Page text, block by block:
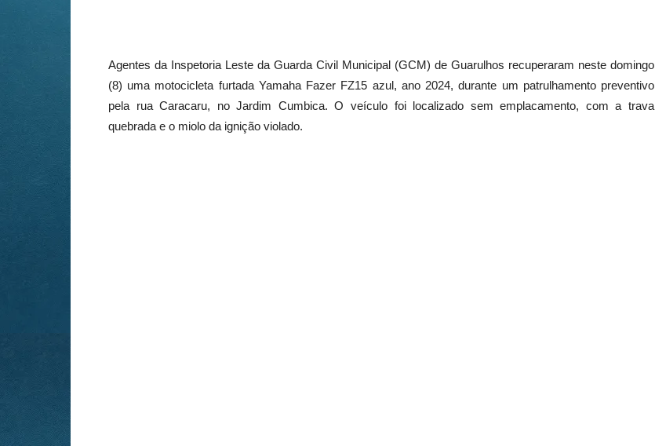
Agentes da Inspetoria Leste da Guarda Civil Municipal (GCM) de Guarulhos recuperaram neste domingo
(8) uma motocicleta furtada Yamaha Fazer FZ15 azul, ano 2024, durante um patrulhamento preventivo
pela rua Caracaru, no Jardim Cumbica. O veículo foi localizado sem emplacamento, com a trava
quebrada e o miolo da ignição violado.